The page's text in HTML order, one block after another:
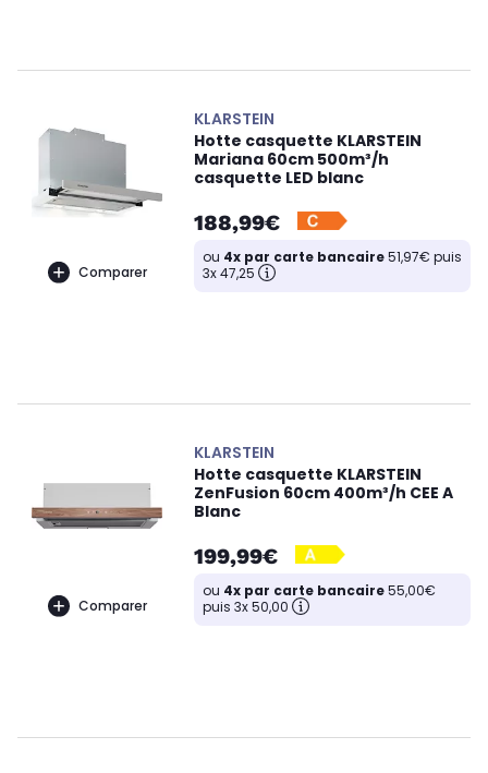
Comparer
KLARSTEIN
Hotte casquette KLARSTEIN
Mariana 60cm 500m³/h
casquette LED blanc
188,99€
ou 4x par carte bancaire51,97€ puis
3x 47,25
Comparer
KLARSTEIN
Hotte casquette KLARSTEIN
ZenFusion 60cm 400m³/h CEE A
Blanc
199,99€
ou 4x par carte bancaire55,00€
puis 3x 50,00